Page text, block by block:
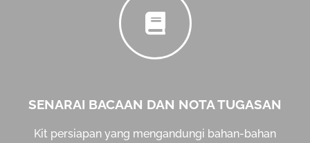
SENARAI BACAAN DAN NOTA TUGASAN
Kit persiapan yang mengandungi bahan-bahan